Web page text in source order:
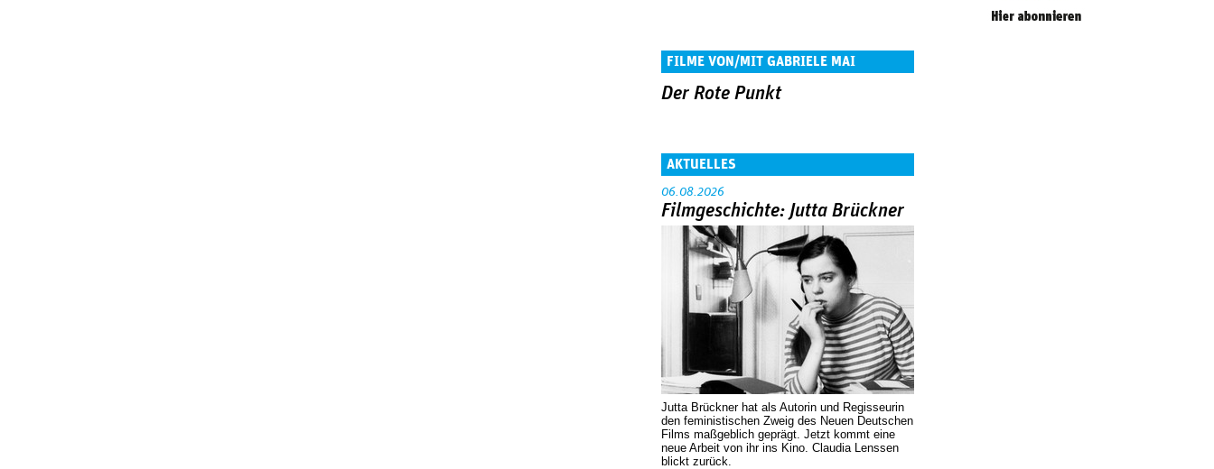
FILME VON/MIT GABRIELE MAI
Der Rote Punkt
AKTUELLES
06.08.2026
Filmgeschichte: Jutta Brückner
Jutta Brückner hat als Autorin und Regisseurin
den feministischen Zweig des Neuen Deutschen
Films maßgeblich geprägt. Jetzt kommt eine
neue Arbeit von ihr ins Kino. Claudia Lenssen
blickt zurück.